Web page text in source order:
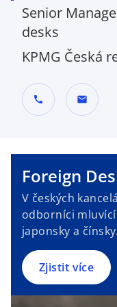
Senior
desks
KPMG Česká
call mail
Foreign
V českých
odborníci
japonsky a čínsky.
Zjistit více